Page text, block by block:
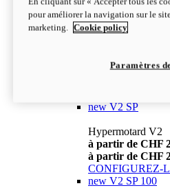
à partir de CHF
CONFIGUREZ-
newV2
à partir de CHF
à partir de CHF
new V2 SP
Hypermotard V2
à partir de CHF
à partir de CHF
CONFIGUREZ-
new V2 SP 100
pour améliorer la navigation sur le
marketing.
Cookie policy
Paramètres